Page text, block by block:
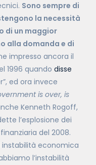
Sono sempre di
la necessità
di un maggior
alla domanda e di
impresso ancora il
1996 quando disse
ed ora invece
is over, is
Kenneth Rogoff,
l’esplosione dei
del 2008.
instabilità economica
l’instabilità